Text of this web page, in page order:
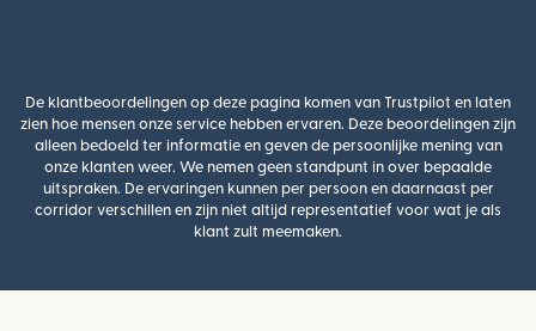
De klantbeoordelingen op deze pagina komen van Trustpilot en laten
zien hoe mensen onze service hebben ervaren. Deze beoordelingen zijn
alleen bedoeld ter informatie en geven de persoonlijke mening van
onze klanten weer. We nemen geen standpunt in over bepaalde
uitspraken. De ervaringen kunnen per persoon en daarnaast per
corridor verschillen en zijn niet altijd representatief voor wat je als
klant zult meemaken.